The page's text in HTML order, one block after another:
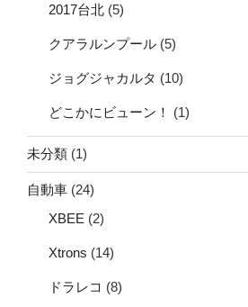
2017台北 (5)
クアラルンプール (5)
ジョグジャカルタ (10)
どこかにビューン！ (1)
未分類 (1)
自動車 (24)
XBEE (2)
Xtrons (14)
ドラレコ (8)